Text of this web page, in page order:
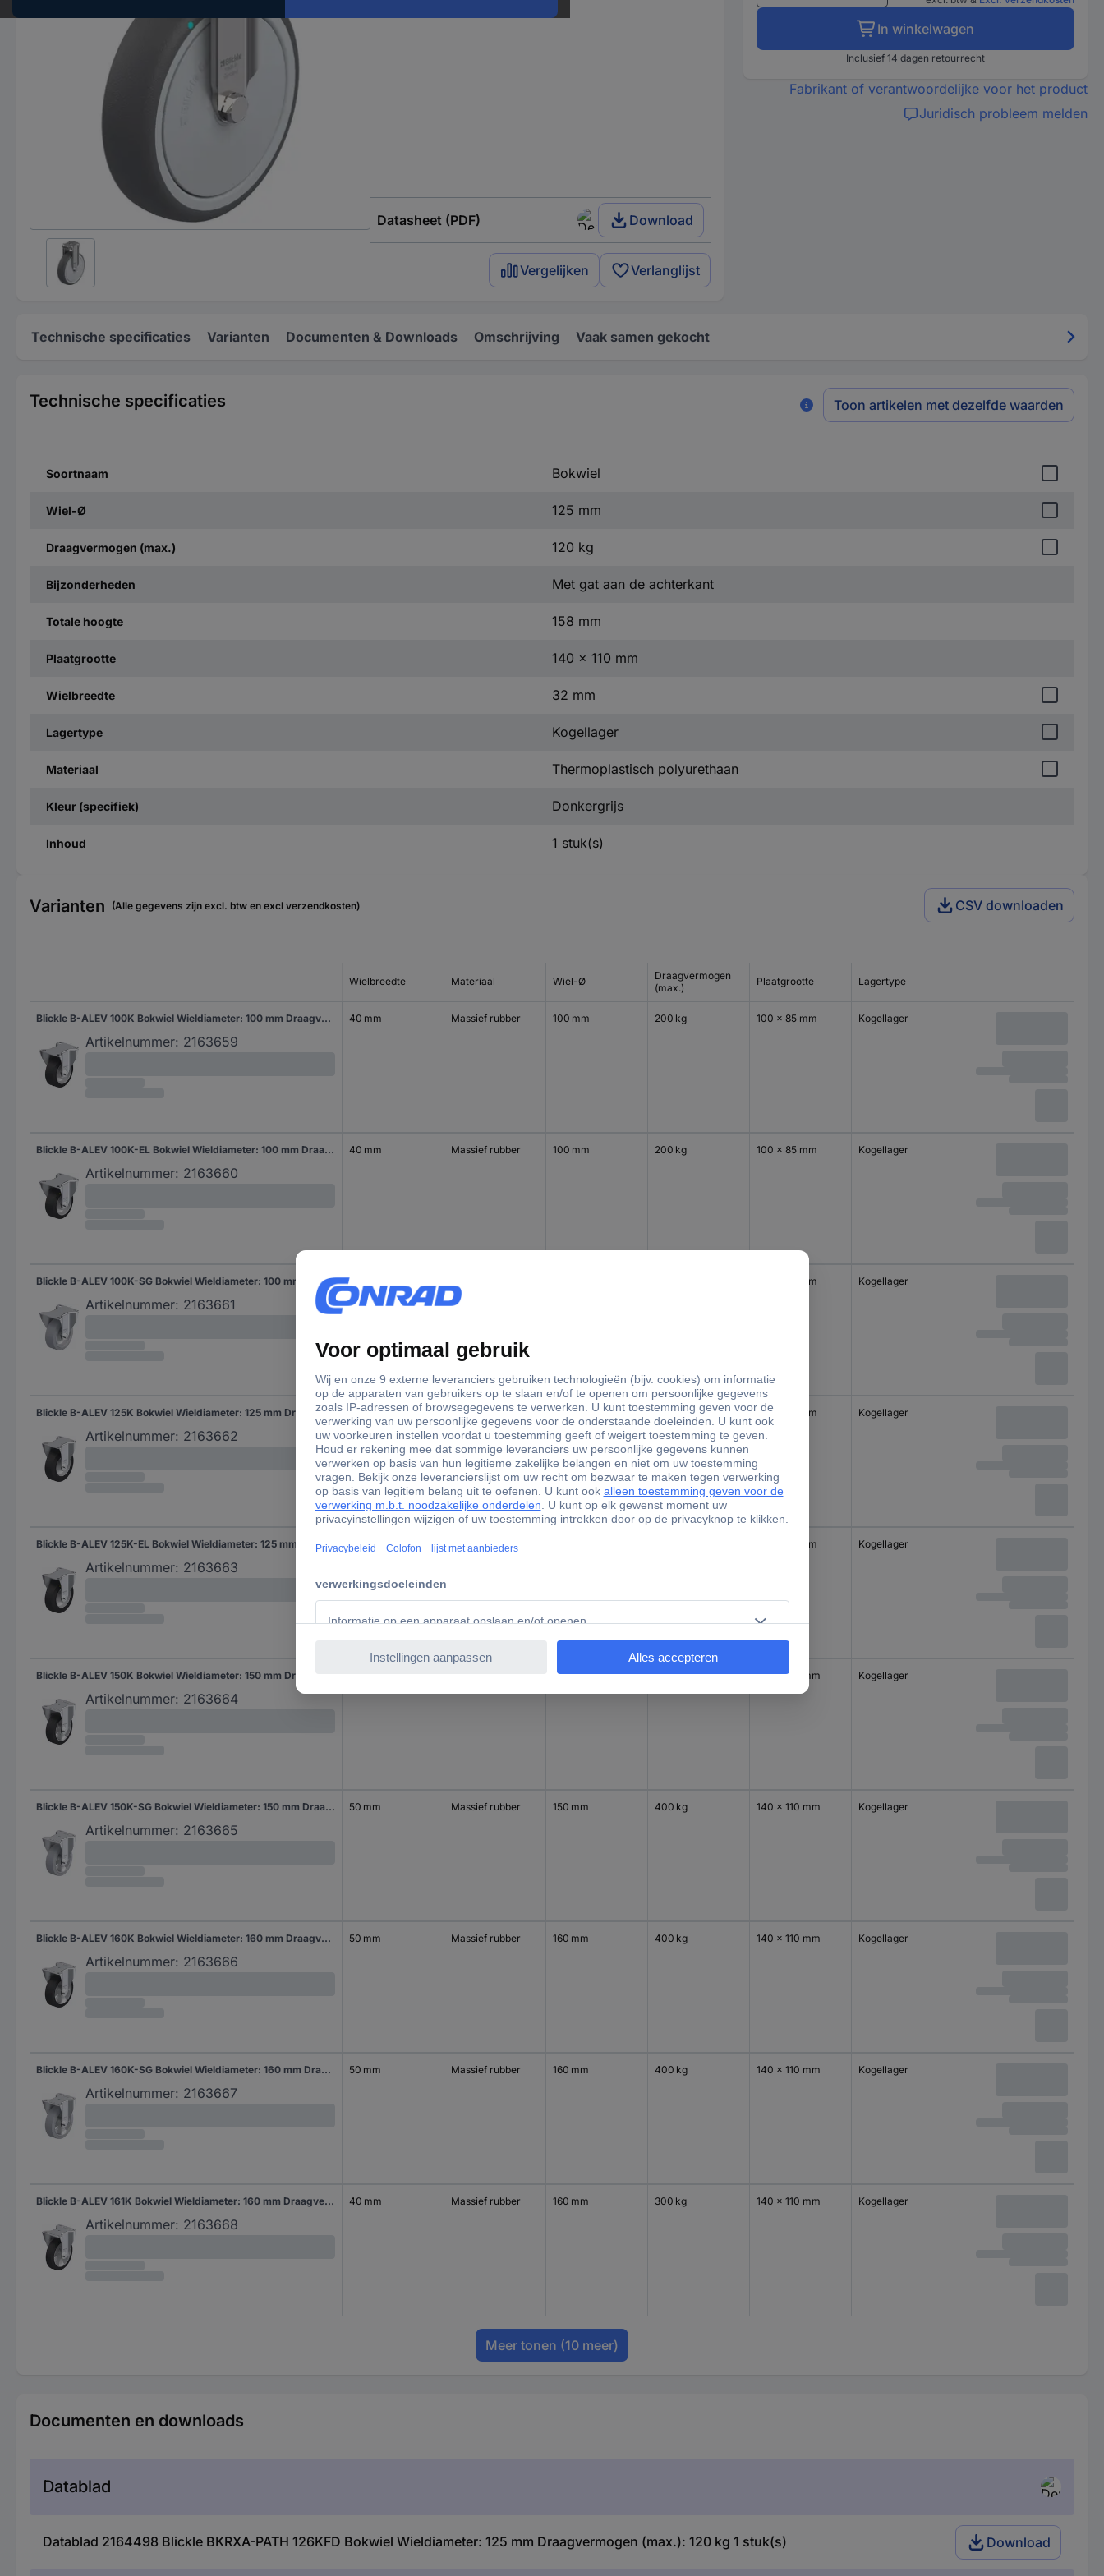
Datasheet (PDF) Download
Vergelijken Verlanglijst
In winkelwagen
Inclusief 14 dagen retourrecht
Fabrikant of verantwoordelijke voor het product
Juridisch probleem melden
Technische specificaties Varianten Documenten & Downloads Omschrijving Vaak samen gekocht
Technische specificaties Toon artikelen met dezelfde waarden
Soortnaam Bokwiel
Wiel-Ø 125 mm
Draagvermogen (max.) 120 kg
Bijzonderheden Met gat aan de achterkant
Totale hoogte 158 mm
Plaatgrootte 140 x 110 mm
Wielbreedte 32 mm
Lagertype Kogellager
Materiaal Thermoplastisch polyurethaan
Kleur (specifiek) Donkergrijs
Inhoud 1 stuk(s)
Varianten (Alle gegevens zijn excl. btw en excl verzendkosten) CSV downloaden
Wielbreedte Materiaal Wiel-Ø
Draagvermogen
(max.)
Plaatgrootte Lagertype
Blickle B-ALEV 100K Bokwiel Wieldiameter: 100 mm Draagvermogen (max.): 200 kg 1 stuk(s)
Artikelnummer: 2163659
40 mm Massief rubber 100 mm 200 kg 100 x 85 mm Kogellager
Blickle B-ALEV 100K-EL Bokwiel Wieldiameter: 100 mm Draagvermogen (max.): 200 kg 1 stuk(s)
Artikelnummer: 2163660
40 mm Massief rubber 100 mm 200 kg 100 x 85 mm Kogellager
Blickle B-ALEV 100K-SG Bokwiel Wieldiameter: 100 mm Draagvermogen (max.): 200 kg 1 stuk(s)
Artikelnummer: 2163661
40 mm 100 x 85 mm Kogellager
Blickle B-ALEV 125K Bokwiel Wieldiameter: 125 mm Draagvermogen (max.): 250 kg 1 stuk(s)
Artikelnummer: 2163662
40 mm Massief rubber 125 mm 250 kg 100 x 85 mm Kogellager
Blickle B-ALEV 125K-EL Bokwiel Wieldiameter: 125 mm Draagvermogen (max.): 250 kg 1 stuk(s)
Artikelnummer: 2163663
40 mm Massief rubber 100 x 85 mm Kogellager
Artikelnummer: 2163664
150 mm 400 kg 140 x 110 mm Kogellager
Blickle B-ALEV 150K-SG Bokwiel Wieldiameter: 150 mm Draagvermogen (max.): 400 kg 1 stuk(s)
Artikelnummer: 2163665
50 mm Massief rubber 150 mm 400 kg 140 x 110 mm Kogellager
Blickle B-ALEV 160K Bokwiel Wieldiameter: 160 mm Draagvermogen (max.): 400 kg 1 stuk(s)
Artikelnummer: 2163666
50 mm Massief rubber 160 mm 400 kg 140 x 110 mm Kogellager
Blickle B-ALEV 160K-SG Bokwiel Wieldiameter: 160 mm Draagvermogen (max.): 400 kg 1 stuk(s)
Artikelnummer: 2163667
50 mm Massief rubber 160 mm 400 kg 140 x 110 mm Kogellager
Blickle B-ALEV 161K Bokwiel Wieldiameter: 160 mm Draagvermogen (max.): 300 kg 1 stuk(s)
Artikelnummer: 2163668
40 mm Massief rubber 160 mm 300 kg 140 x 110 mm Kogellager
Meer tonen (10 meer)
Documenten en downloads
Datablad
Datablad 2164498 Blickle BKRXA-PATH 126KFD Bokwiel Wieldiameter: 125 mm Draagvermogen (max.): 120 kg 1 stuk(s) Download